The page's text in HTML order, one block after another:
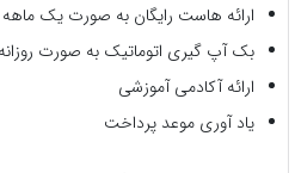
ارائه هاست رایگان به صورت یک
بک آپ گیری اتوماتیک به صورت
ارائه آکادمی آموزشی
یاد آوری موعد پرداخت